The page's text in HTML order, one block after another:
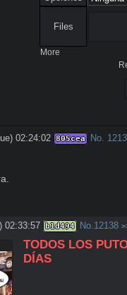
Files
More
02:24:02 805cea No.
02:33:57 b1d494 No. 12138
TODOS LOS
DÍAS